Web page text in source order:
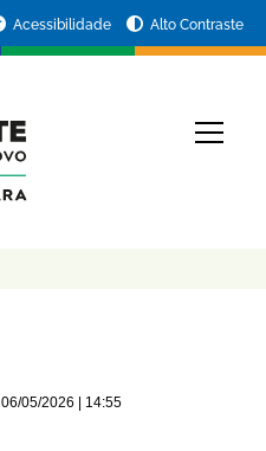
Acessibilidade Alto Contraste
06/05/2026 | 14:55